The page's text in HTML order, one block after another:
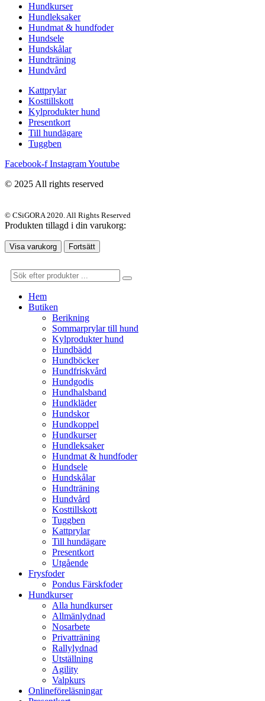
Hundkurser
Hundleksaker
Hundmat & hundfoder
Hundsele
Hundskålar
Hundträning
Hundvård
Kattprylar
Kosttillskott
Kylprodukter hund
Presentkort
Till hundägare
Tuggben
Facebook-f InstagramYoutube
© 2025 All rights reserved
© CSiGORA 2020. All Rights Reserved
Produkten tillagd i din varukorg:
Visa varukorg Fortsätt
Hem
Butiken
Berikning
Sommarprylar till hund
Kylprodukter hund
Hundbädd
Hundböcker
Hundfriskvård
Hundgodis
Hundhalsband
Hundkläder
Hundskor
Hundkoppel
Hundkurser
Hundleksaker
Hundmat & hundfoder
Hundsele
Hundskålar
Hundträning
Hundvård
Kosttillskott
Tuggben
Kattprylar
Till hundägare
Presentkort
Utgående
Frysfoder
Pondus Färskfoder
Hundkurser
Alla hundkurser
Allmänlydnad
Nosarbete
Privatträning
Rallylydnad
Utställning
Agility
Valpkurs
Onlineföreläsningar